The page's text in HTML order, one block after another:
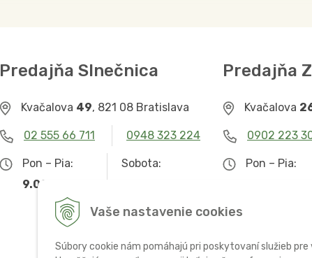
Vaše nastavenie cookies
Súbory cookie nám pomáhajú pri poskytovaní služieb pre
Predajňa Slnečnica
Kvačalova 49, 821 08 Bratislava
02 555 66 711 0948 323 224
Pon – Pia:
9.00 – 19.00
Sobota:
Predajňa
Kvačalova
0902 223
Pon – Pia: